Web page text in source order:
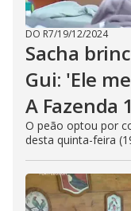
DO R7/19/12/2024
Sacha
Gui: 'Ele
A Fazenda
O peão optou por
desta quinta-feira